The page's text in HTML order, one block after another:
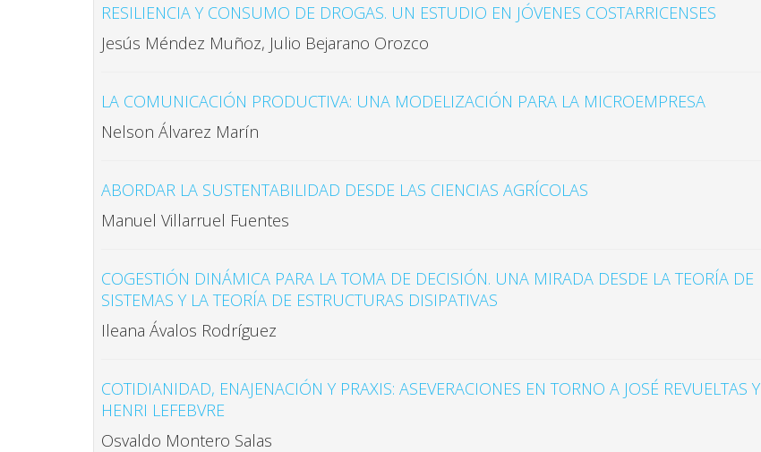
RESILIENCIA Y CONSUMO DE DROGAS. UN ESTUDIO EN JÓVENES COSTARRICENSES
Jesús Méndez Muñoz, Julio Bejarano Orozco
LA COMUNICACIÓN PRODUCTIVA: UNA MODELIZACIÓN PARA LA MICROEMPRESA
Nelson Álvarez Marín
ABORDAR LA SUSTENTABILIDAD DESDE LAS CIENCIAS AGRÍCOLAS
Manuel Villarruel Fuentes
COGESTIÓN DINÁMICA PARA LA TOMA DE DECISIÓN. UNA MIRADA DESDE LA TEORÍA DE
SISTEMAS Y LA TEORÍA DE ESTRUCTURAS DISIPATIVAS
Ileana Ávalos Rodríguez
COTIDIANIDAD, ENAJENACIÓN Y PRAXIS: ASEVERACIONES EN TORNO A JOSÉ REVUELTAS Y
HENRI LEFEBVRE
Osvaldo Montero Salas